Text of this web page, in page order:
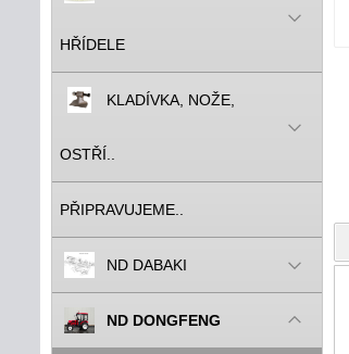
HŘÍDELE
KLADÍVKA, NOŽE,
OSTŘÍ..
PŘIPRAVUJEME..
ND DABAKI
ND DONGFENG